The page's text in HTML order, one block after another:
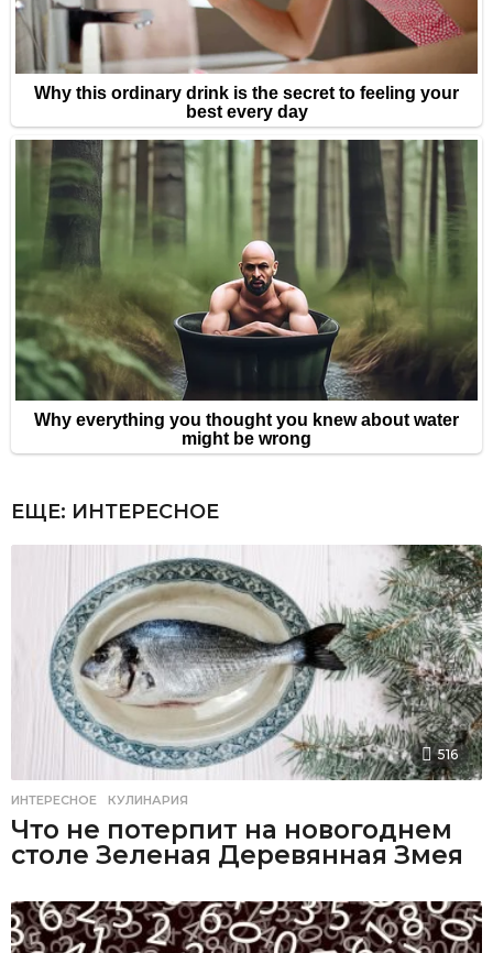
ЕЩЕ: ИНТЕРЕСНОЕ
516
ИНТЕРЕСНОЕ ,КУЛИНАРИЯ
Что не потерпит на новогоднем
столе Зеленая Деревянная Змея